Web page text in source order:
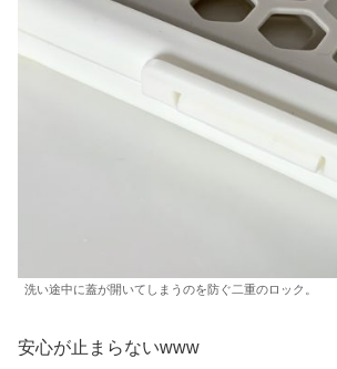
洗い途中に蓋が開いてしまうのを防ぐ二重のロック。
安心が止まらないwww